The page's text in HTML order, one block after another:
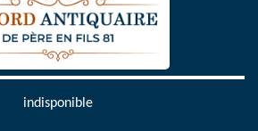
indisponible